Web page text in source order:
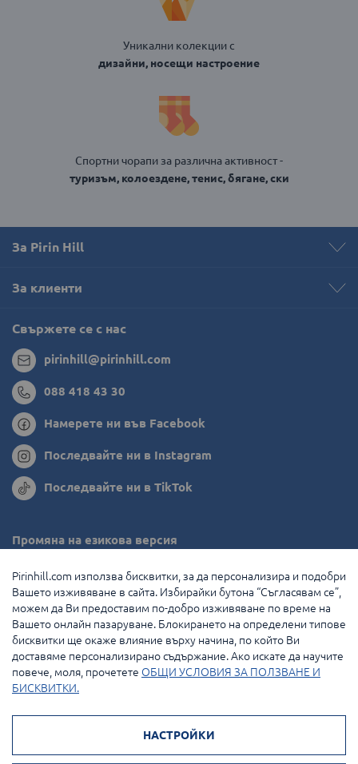
Уникални колекции с
дизайни, носещи настроение
Спортни чорапи за различна активност -
туризъм, колоездене, тенис, бягане, ски
За Pirin Hill
За клиенти
Свържете се с нас
pirinhill@pirinhill.com
088 418 43 30
Намерете ни във Facebook
Последвайте ни в Instagram
Последвайте ни в TikTok
Промяна на езикова версия
Румъния
Гърция
Нидерландия
Франция
Начини на плащане:
Pirinhill.com използва бисквитки, за да персонализира и подобри
Вашето изживяване в сайта. Избирайки бутона “Съгласявам се”,
можем да Ви предоставим по-добро изживяване по време на
Вашето онлайн пазаруване. Блокирането на определени типове
бисквитки ще окаже влияние върху начина, по който Ви
доставяме персонализирано съдържание. Ако искате да научите
повече, моля, прочетете ОБЩИ УСЛОВИЯ ЗА ПОЛЗВАНЕ И
БИСКВИТКИ.
НАСТРОЙКИ